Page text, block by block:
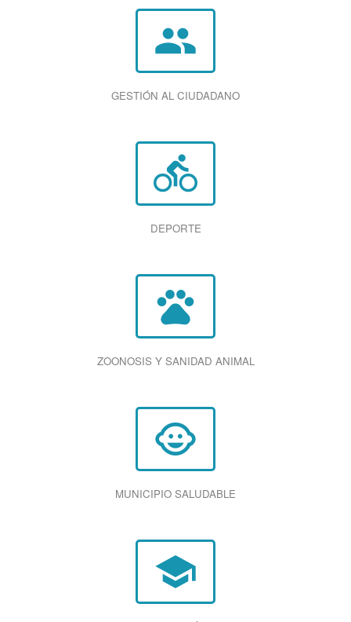
group
GESTIÓN AL CIUDADANO
directions_bike
DEPORTE
pets
ZOONOSIS Y SANIDAD ANIMAL
child_care
MUNICIPIO SALUDABLE
school